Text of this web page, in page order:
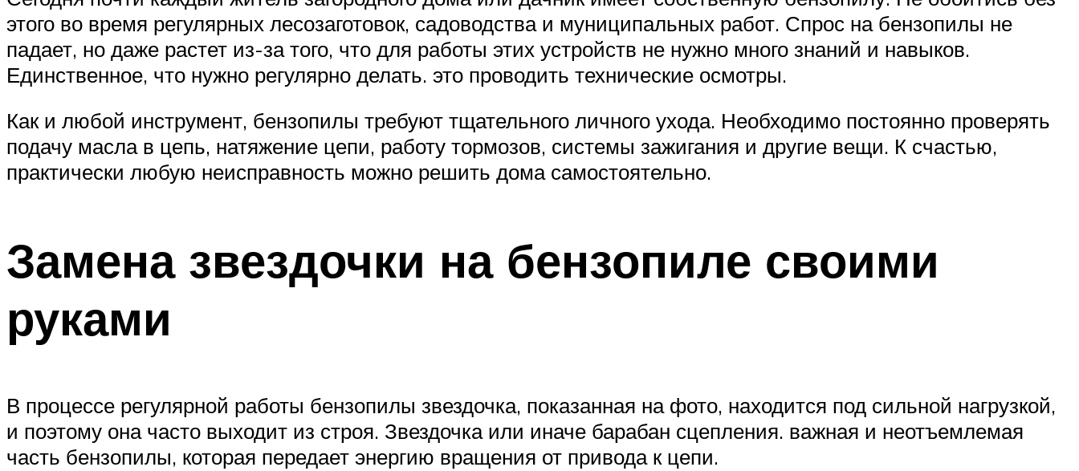
этого во время регулярных лесозаготовок, садоводства и муниципальных работ. Спрос на бензопилы не
падает, но даже растет из-за того, что для работы этих устройств не нужно много знаний и навыков.
Единственное, что нужно регулярно делать. это проводить технические осмотры.
Как и любой инструмент, бензопилы требуют тщательного личного ухода. Необходимо постоянно проверять
подачу масла в цепь, натяжение цепи, работу тормозов, системы зажигания и другие вещи. К счастью,
практически любую неисправность можно решить дома самостоятельно.
Замена звездочки на бензопиле своими
руками
В процессе регулярной работы бензопилы звездочка, показанная на фото, находится под сильной нагрузкой,
и поэтому она часто выходит из строя. Звездочка или иначе барабан сцепления. важная и неотъемлемая
часть бензопилы, которая передает энергию вращения от привода к цепи.